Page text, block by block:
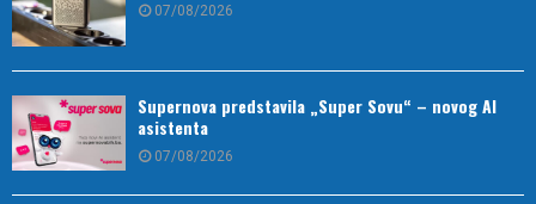
07/08/2026
Supernova predstavila „Super Sovu“ – novog AI
asistenta
07/08/2026